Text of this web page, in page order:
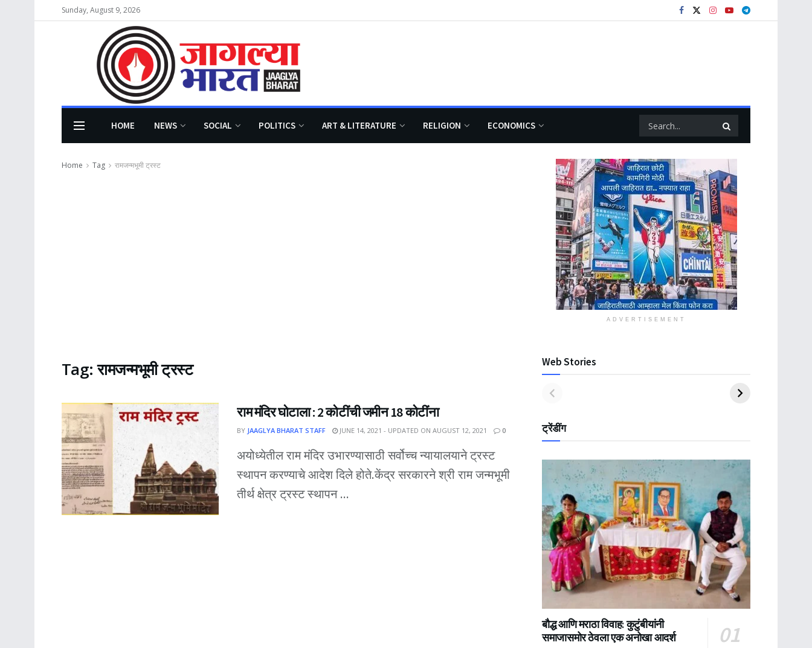
Sunday, August 9, 2026
HOME NEWS SOCIAL POLITICS ART & LITERATURE RELIGION ECONOMICS
Home Tag रामजन्मभूमी ट्रस्ट
Tag:रामजन्मभूमी ट्रस्ट
राम मंदिर घोटाला : 2 कोटींची जमीन 18 कोटींना
BY JAAGLYA BHARAT STAFF JUNE 14, 2021 - UPDATED ON AUGUST 12, 2021 0
अयोध्येतील राम मंदिर उभारण्यासाठी सर्वोच्च न्यायालयाने ट्रस्ट
स्थापन करण्याचे आदेश दिले होते.केंद्र सरकारने श्री राम जन्मभूमी
तीर्थ क्षेत्र ट्रस्ट स्थापन ...
ADVERTISEMENT
Web Stories
ट्रेंडींग
बौद्ध आणि मराठा विवाह: कुटुंबीयांनी
समाजासमोर ठेवला एक अनोखा आदर्श